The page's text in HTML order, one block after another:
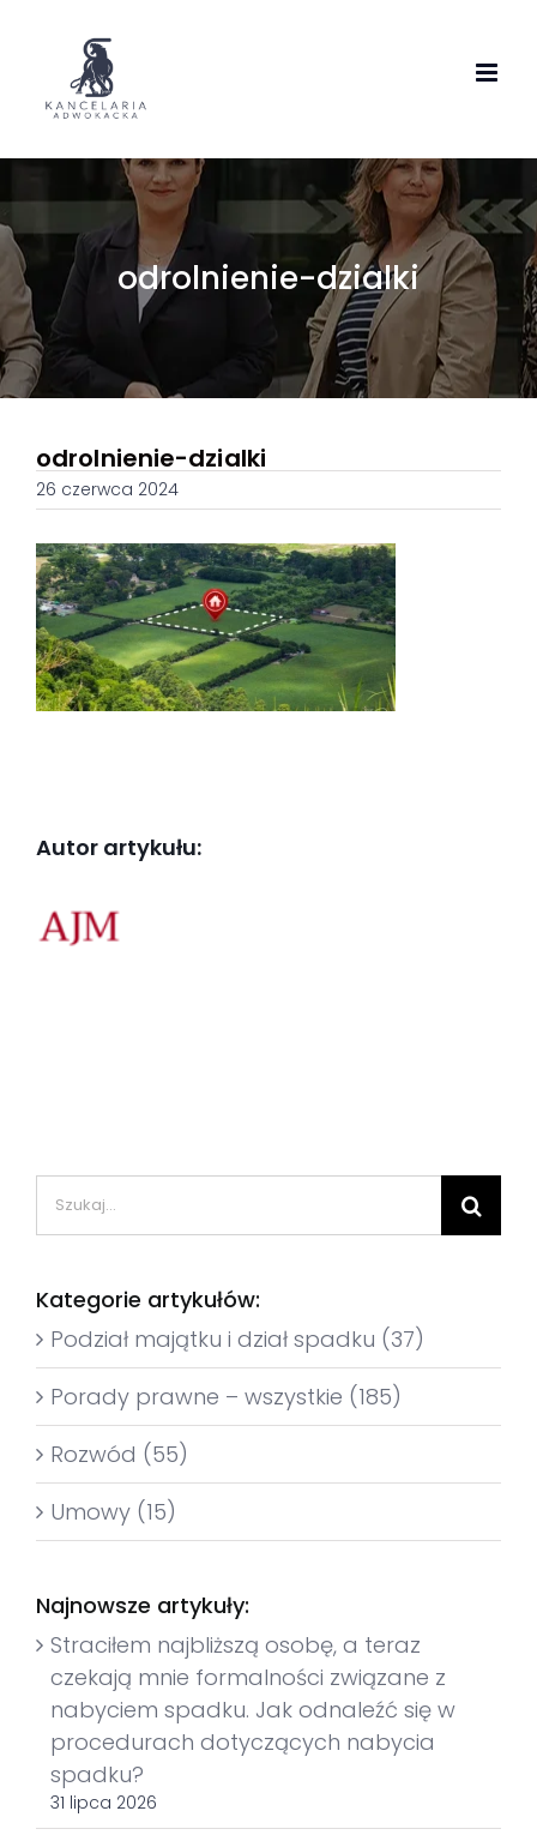
content
odrolnienie-dzialki
odrolnienie-dzialki
26 czerwca 2024
Autor artykułu:
Kategorie artykułów:
Podział majątku i dział spadku (37)
Porady prawne – wszystkie (185)
Rozwód (55)
Umowy (15)
Najnowsze artykuły:
Straciłem najbliższą osobę, a teraz
czekają mnie formalności związane z
nabyciem spadku. Jak odnaleźć się w
procedurach dotyczących nabycia
spadku?
31 lipca 2026